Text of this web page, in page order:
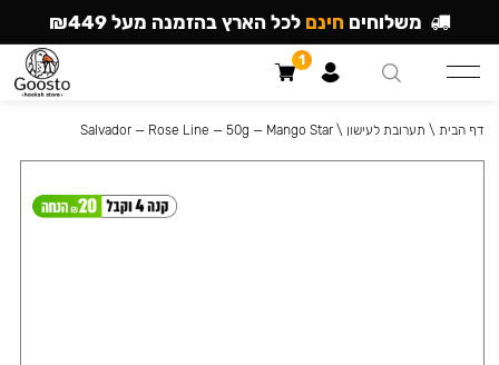
דף הבית \ תערובת לעישון \
Salvador — Rose Line — 50g — Mango Star
משלוחים חינם לכל הארץ בהזמנה מעל ₪449
1